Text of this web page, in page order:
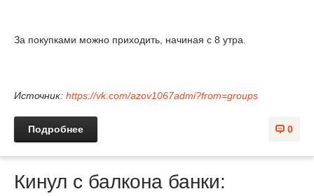
За покупками можно приходить, начиная с 8 утра.
Источник: https://vk.com/azov1067admi?from=groups
0
Подробнее
Кинул с балкона банки: